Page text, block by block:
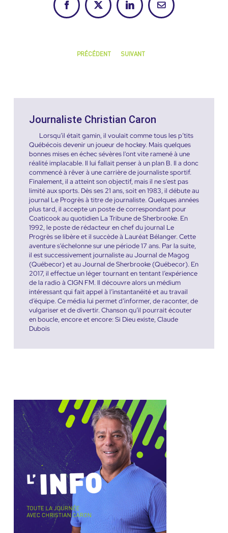
FacebookX LinkedInCourriel
PRÉCÉDENT SUIVANT
Journaliste Christian Caron
Lorsqu’il était gamin, il voulait comme tous les p’tits
Québécois devenir un joueur de hockey. Mais quelques
bonnes mises en échec sévères l'ont vite ramené à une
réalité implacable. Il lui fallait penser à un plan B. Il a donc
commencé à rêver à une carrière de journaliste sportif.
Finalement, il a atteint son objectif, mais il ne s'est pas
limité aux sports. Dès ses 21 ans, soit en 1983, il débute au
journal Le Progrès à titre de journaliste. Quelques années
plus tard, il accepte un poste de correspondant pour
Coaticook au quotidien La Tribune de Sherbrooke. En
1992, le poste de rédacteur en chef du journal Le
Progrès se libère et il succède à Lauréat Bélanger. Cette
aventure s'échelonne sur une période 17 ans. Par la suite,
il est successivement journaliste au Journal de Magog
(Québecor) et au Journal de Sherbrooke (Québecor). En
2017, il effectue un léger tournant en tentant l’expérience
de la radio à CIGN FM. Il découvre alors un médium
intéressant qui fait appel à l’instantanéité et au travail
d’équipe. Ce média lui permet d’informer, de raconter, de
vulgariser et de divertir. Chanson qu’il pourrait écouter
en boucle, encore et encore: Si Dieu existe, Claude
Dubois